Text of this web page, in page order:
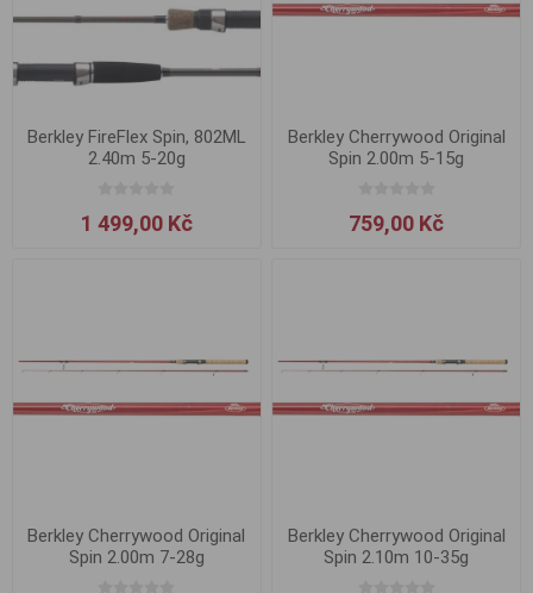
Berkley FireFlex Spin, 802ML
2.40m 5-20g
1 499,00 Kč
Berkley Cherrywood Original
Spin 2.00m 5-15g
759,00 Kč
Berkley Cherrywood Original
Spin 2.00m 7-28g
Berkley Cherrywood Original
Spin 2.10m 10-35g